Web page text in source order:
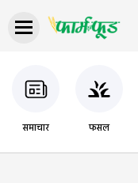
समाचार फसल